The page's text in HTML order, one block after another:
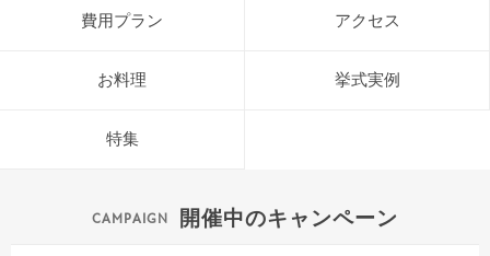
費用プラン アクセス
お料理 挙式実例
特集
開催中のキャンペーン